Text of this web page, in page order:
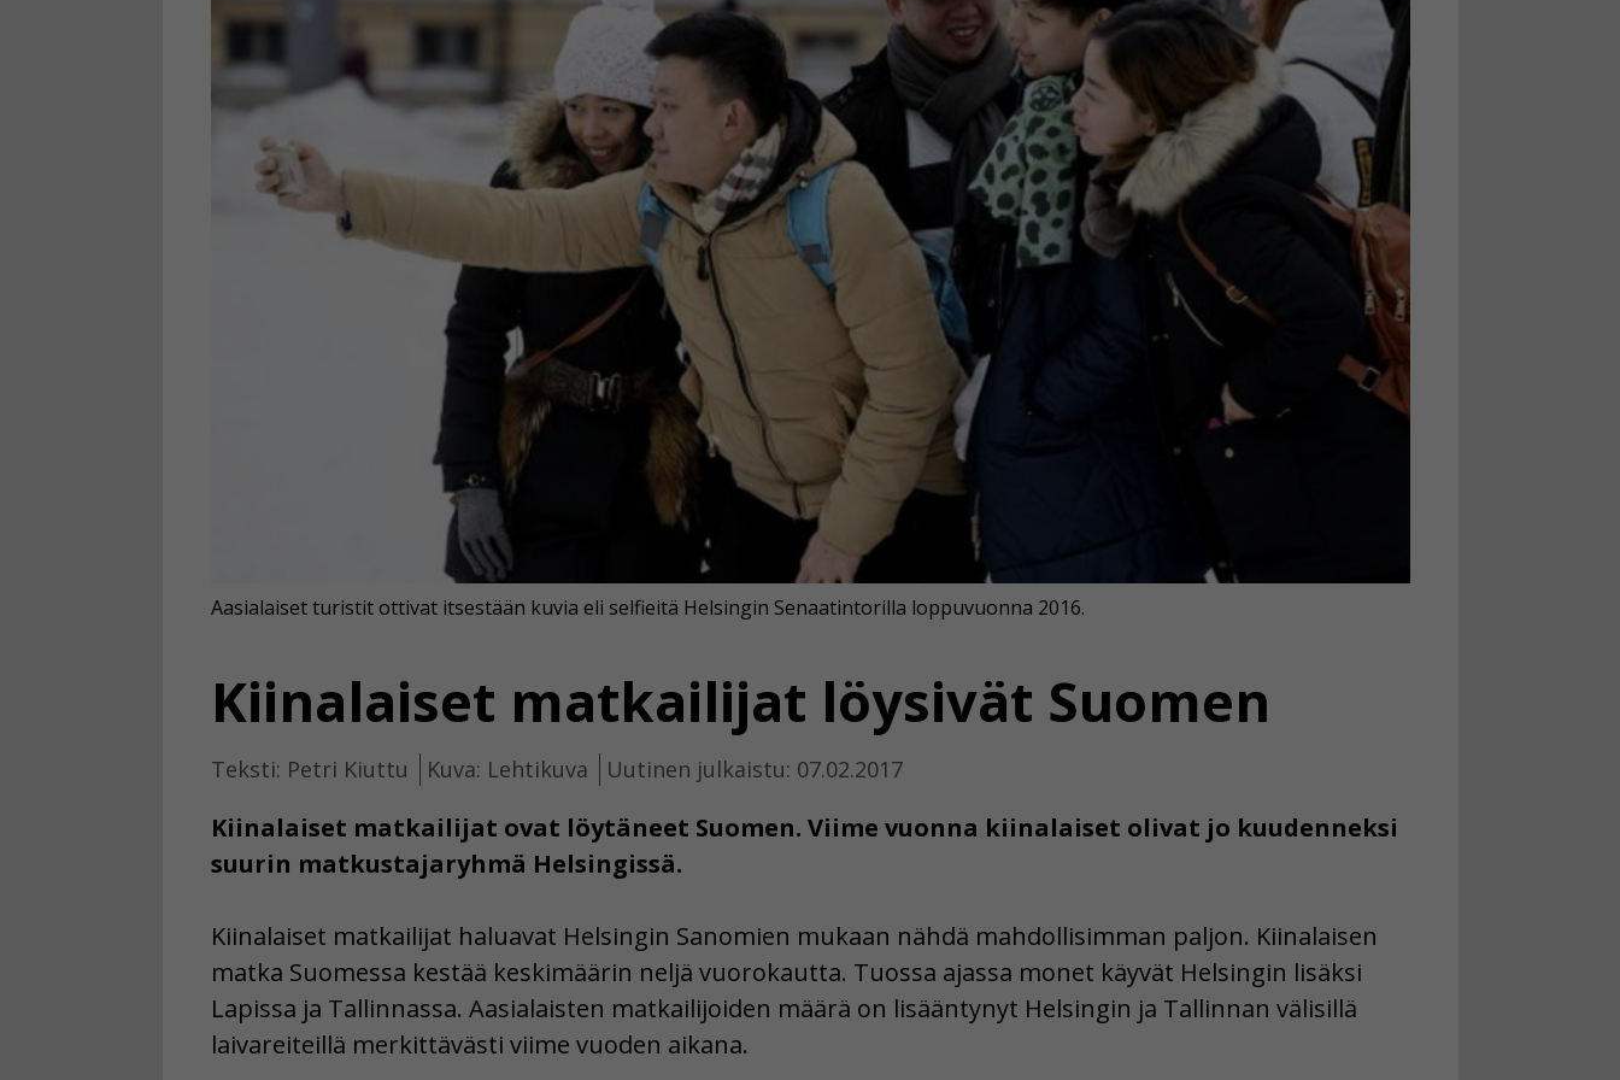
Kiinalaiset matkailijat löysivät Suomen
Teksti: Petri Kiuttu Kuva: Lehtikuva Uutinen julkaistu: 07.02.2017
Kiinalaiset matkailijat ovat löytäneet Suomen. Viime vuonna kiinalaiset olivat jo kuudenneksi
suurin matkustajaryhmä Helsingissä.
Aasialaiset turistit ottivat itsestään kuvia eli selfieitä Helsingin Senaatintorilla loppuvuonna 2016.
Kiinalaiset matkailijat haluavat Helsingin Sanomien mukaan nähdä mahdollisimman paljon. Kiinalaisen
matka Suomessa kestää keskimäärin neljä vuorokautta. Tuossa ajassa monet käyvät Helsingin lisäksi
Lapissa ja Tallinnassa. Aasialaisten matkailijoiden määrä on lisääntynyt Helsingin ja Tallinnan välisillä
laivareiteillä merkittävästi viime vuoden aikana.